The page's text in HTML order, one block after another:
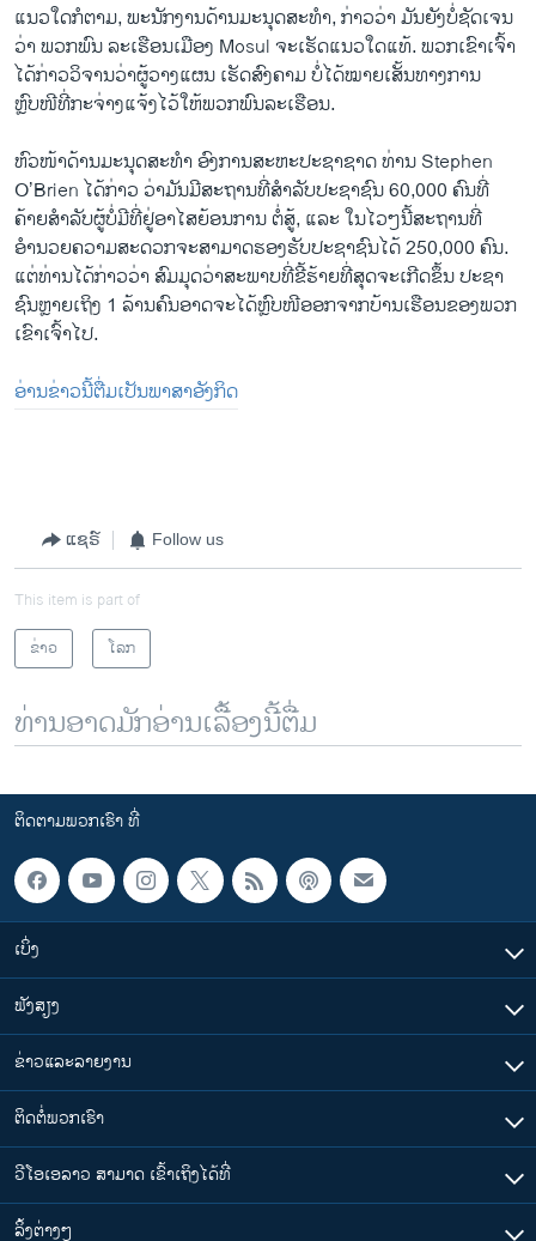
ແນວໃດກໍຕາມ, ພະນັກງານດ້ານມະນຸດສະທຳ, ກ່າວວ່າ ມັນຍັງບໍ່ຊັດເຈນ
ວ່າ ພວກພົນ ລະເຮືອນເມືອງ Mosul ຈະເຮັດແນວໃດແທ້. ພວກເຂົາເຈົ້າ
ໄດ້ກ່າວວິຈານວ່າຜູ້ວາງແຜນ ເຮັດສົງຄາມ ບໍ່ໄດ້ໝາຍເສັ້ນທາງການ
ຫຼົບໜີທີ່ກະຈ່າງແຈ້ງໄວ້ໃຫ້ພວກພົນລະເຮືອນ.
ຫົວໜ້າດ້ານມະນຸດສະທຳ ອົງການສະຫະປະຊາຊາດ ທ່ານ Stephen
O’Brien ໄດ້ກ່າວ ວ່າມັນມີສະຖານທີ່ສຳລັບປະຊາຊົນ 60,000 ຄົນທີ່
ຄ້າຍສຳລັບຜູ້ບໍ່ມີທີ່ຢູ່ອາໄສຍ້ອນການ ຕໍ່ສູ້, ແລະ ໃນໄວໆນີ້ສະຖານທີ່
ອຳນວຍຄວາມສະດວກຈະສາມາດຮອງຮັບປະຊາຊົນໄດ້ 250,000 ຄົນ.
ແຕ່ທ່ານໄດ້ກ່າວວ່າ ສົມມຸດວ່າສະພາບທີ່ຂີ້ຮ້າຍທີ່ສຸດຈະເກີດຂຶ້ນ ປະຊາ
ຊົນຫຼາຍເຖິງ 1 ລ້ານຄົນອາດຈະໄດ້ຫຼົບໜີອອກຈາກບ້ານເຮືອນຂອງພວກ
ເຂົາເຈົ້າໄປ.
ອ່ານຂ່າວນີ້ຕື່ມເປັນພາສາອັງກິດ
ແຊຣ໌ Follow us
This item is part of
ຂ່າວ
ໂລກ
ທ່ານອາດມັກອ່ານເລື້ອງນີ້ຕື່ມ
ຕິດຕາມພວກເຮົາ ທີ່
ເບິ່ງ
ຟັງສຽງ
ຂ່າວແລະລາຍງານ
ຕິດຕໍ່ພວກເຮົາ
ວີໂອເອລາວ ສາມາດ ເຂົ້າເຖິງໄດ້ທີ່
​ລິ້ງ​ຕ່າງໆ